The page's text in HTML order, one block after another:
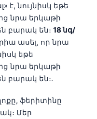
է, նույնիսկ եթե
նրա երկաթի
բարակ են։ 18 նգ/
ասել, որ նրա
եթե
նրա երկաթի
բարակ են։.
ֆերիտինը
Մեր